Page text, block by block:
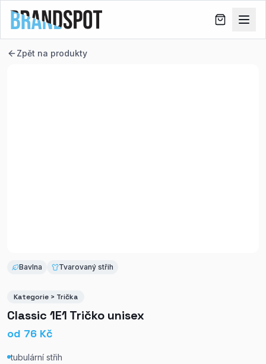
Zpět na produkty
Bavlna Tvarovaný střih
Kategorie > Trička
Classic 1E1 Tričko unisex
od 76 Kč
tubulární střih